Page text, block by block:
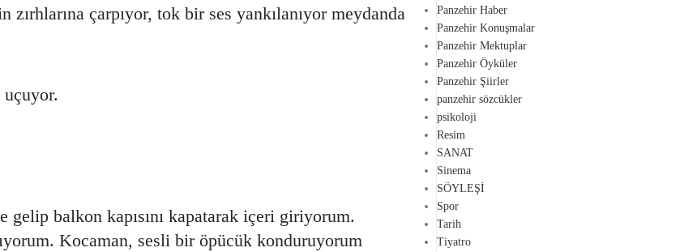
çarpıyor, tok bir ses yankılanıyor meydanda
uçuyor.
gelip balkon kapısını kapatarak içeri giriyorum.
Kocaman, sesli bir öpücük konduruyorum
Panzehir Haber
Panzehir Konuşmalar
Panzehir Mektuplar
Panzehir Öyküler
Panzehir Şiirler
panzehir sözcükler
psikoloji
Resim
SANAT
Sinema
SÖYLEŞİ
Spor
Tarih
Tiyatro